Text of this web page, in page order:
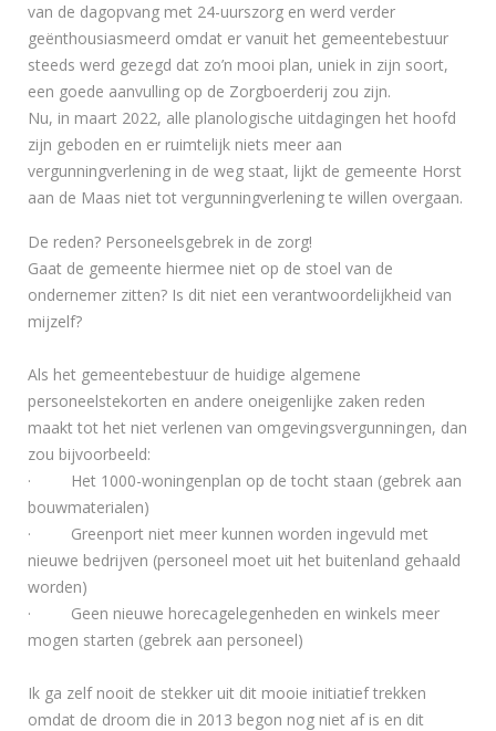
van de dagopvang met 24-uurszorg en werd verder
geënthousiasmeerd omdat er vanuit het gemeentebestuur
steeds werd gezegd dat zo’n mooi plan, uniek in zijn soort,
een goede aanvulling op de Zorgboerderij zou zijn.
Nu, in maart 2022, alle planologische uitdagingen het hoofd
zijn geboden en er ruimtelijk niets meer aan
vergunningverlening in de weg staat, lijkt de gemeente Horst
aan de Maas niet tot vergunningverlening te willen overgaan.
De reden? Personeelsgebrek in de zorg!
Gaat de gemeente hiermee niet op de stoel van de
ondernemer zitten? Is dit niet een verantwoordelijkheid van
mijzelf?
Als het gemeentebestuur de huidige algemene
personeelstekorten en andere oneigenlijke zaken reden
maakt tot het niet verlenen van omgevingsvergunningen, dan
zou bijvoorbeeld:
· Het 1000-woningenplan op de tocht staan (gebrek aan
bouwmaterialen)
· Greenport niet meer kunnen worden ingevuld met
nieuwe bedrijven (personeel moet uit het buitenland gehaald
worden)
· Geen nieuwe horecagelegenheden en winkels meer
mogen starten (gebrek aan personeel)
Ik ga zelf nooit de stekker uit dit mooie initiatief trekken
omdat de droom die in 2013 begon nog niet af is en dit